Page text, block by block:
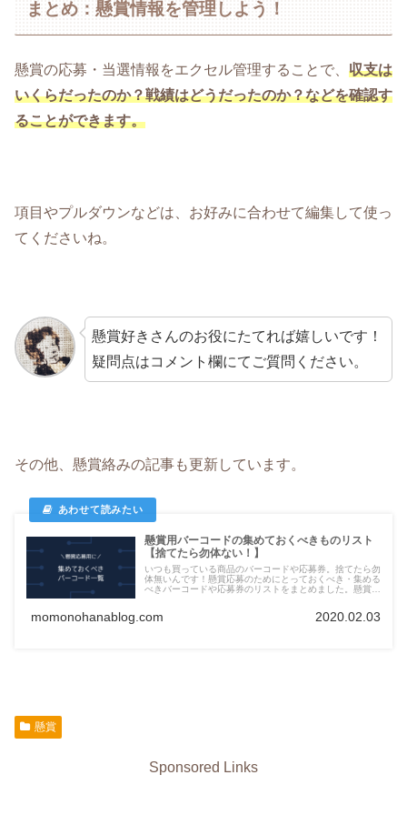
まとめ：懸賞情報を管理しよう！
懸賞の応募・当選情報をエクセル管理することで、 収支は
いくらだったのか？戦績はどうだったのか？などを確認す
ることができます。
項目やプルダウンなどは、お好みに合わせて編集して使っ
てくださいね。
懸賞好きさんのお役にたてれば嬉しいです！
疑問点はコメント欄にてご質問ください。
その他、懸賞絡みの記事も更新しています。
懸賞用バーコードの集めておくべきものリスト
【捨てたら勿体ない！】
いつも買っている商品のバーコードや応募券。捨てたら勿
体無いんです！懸賞応募のためにとっておくべき・集める
べきバーコードや応募券のリストをまとめました。懸賞好
momonohanablog.com 2020.02.03
懸賞
Sponsored Links